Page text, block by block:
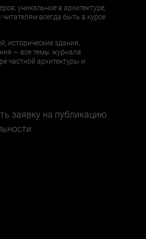
уникальное в архитектуре,
всегда быть в курсе
исторические здания,
— все темы журнала
частной архитектуры и
заявку на публикацию